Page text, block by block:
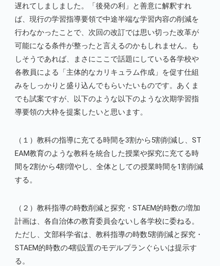
遅れてしましました。「後発の利」と善意に解釈すれ
ば、現行の学習指導要領で中途半端な学習内容の削減を
行わなかったことで、次回の改訂では思い切った改革が
可能になる条件が整ったと言えるのかもしれません。も
しそうであれば、まさにここで話題にしている各学校や
各教員による「主体的なカリキュラム作成」を促す仕組
みをしっかりと盛り込んでもらいたいものです。あくま
でも試案ですが、以下のような以下のような次期学習指
導要領の大枠を提案したいと思います。
（１）教科の指導に充てる時間を3割から5割削減し、ST
EAM教育のような教科を統合した授業や探究に充てる時
間を2割から4割増やし、全体としての授業時間を1割削減
する。
（２）教科指導の時数削減と探究・STAEM的時数の増加
計画は、各自治体の教育委員会ないし各学校に委ねる。
ただし、文部科学省は、教科指導の時数5割削減と探究・
STAEM的時数の4割設置のモデルプランぐらいは提示す
る。